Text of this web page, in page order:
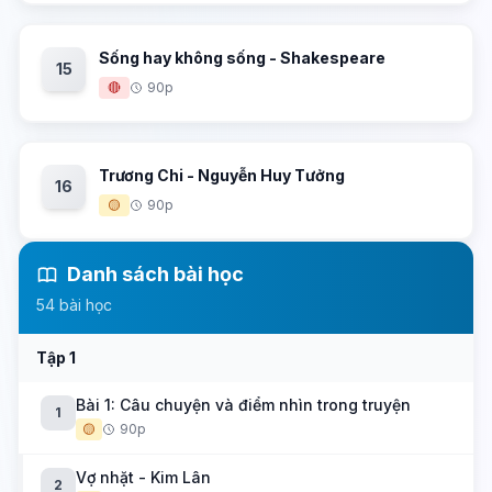
15
Sống hay không sống - Shakespeare
🔴 90p
16
Trương Chi - Nguyễn Huy Tưởng
🟡 90p
Danh sách bài học
54 bài học
Tập 1
1 Bài 1: Câu chuyện và điểm nhìn trong truyện
🟡 90p
2 Vợ nhặt - Kim Lân